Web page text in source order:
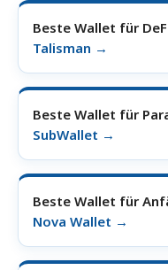
Beste Wallet für
Talisman →
Beste Wallet für
SubWallet →
Beste Wallet für
Nova Wallet →